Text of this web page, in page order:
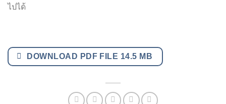
ไปได้
DOWNLOAD PDF FILE 14.5 MB